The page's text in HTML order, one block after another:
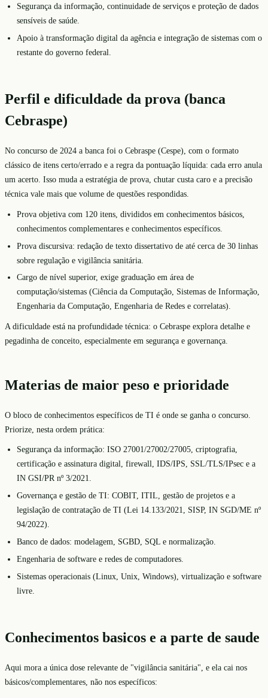
Segurança da informação, continuidade de serviços e proteção de dados
sensíveis de saúde.
Apoio à transformação digital da agência e integração de sistemas com o
restante do governo federal.
Perfil e dificuldade da prova (banca
Cebraspe)
No concurso de 2024 a banca foi o Cebraspe (Cespe), com o formato
clássico de itens certo/errado e a regra da pontuação líquida: cada erro anula
um acerto. Isso muda a estratégia de prova, chutar custa caro e a precisão
técnica vale mais que volume de questões respondidas.
Prova objetiva com 120 itens, divididos em conhecimentos básicos,
conhecimentos complementares e conhecimentos específicos.
Prova discursiva: redação de texto dissertativo de até cerca de 30 linhas
sobre regulação e vigilância sanitária.
Cargo de nível superior, exige graduação em área de
computação/sistemas (Ciência da Computação, Sistemas de Informação,
Engenharia da Computação, Engenharia de Redes e correlatas).
A dificuldade está na profundidade técnica: o Cebraspe explora detalhe e
pegadinha de conceito, especialmente em segurança e governança.
Materias de maior peso e prioridade
O bloco de conhecimentos específicos de TI é onde se ganha o concurso.
Priorize, nesta ordem prática:
Segurança da informação: ISO 27001/27002/27005, criptografia,
certificação e assinatura digital, firewall, IDS/IPS, SSL/TLS/IPsec e a
IN GSI/PR nº 3/2021.
Governança e gestão de TI: COBIT, ITIL, gestão de projetos e a
legislação de contratação de TI (Lei 14.133/2021, SISP, IN SGD/ME nº
94/2022).
Banco de dados: modelagem, SGBD, SQL e normalização.
Engenharia de software e redes de computadores.
Sistemas operacionais (Linux, Unix, Windows), virtualização e software
livre.
Conhecimentos basicos e a parte de saude
Aqui mora a única dose relevante de "vigilância sanitária", e ela cai nos
básicos/complementares, não nos específicos: